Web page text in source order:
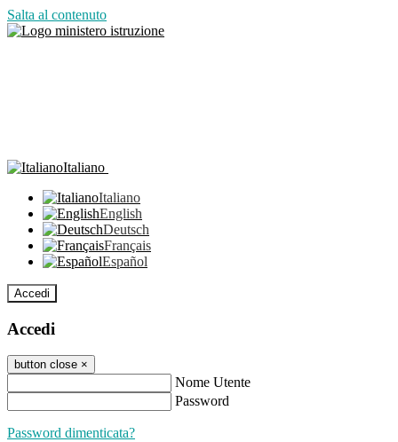
Salta al contenuto
Italiano
Italiano
English
Deutsch
Français
Español
Accedi
Accedi
button close ×
Nome Utente
Password
Password dimenticata?